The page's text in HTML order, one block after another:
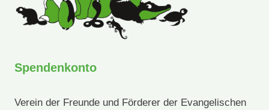
Spendenkonto
Verein der Freunde und Förderer der Evangelischen